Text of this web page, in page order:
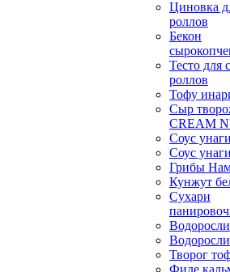
Циновка
роллов
Бекон
Тесто для
роллов
Тофу
Сыр
CREАM
Соус унаги
Соус унаги
Грибы
Кунжут
Сухари
Творог
Филе